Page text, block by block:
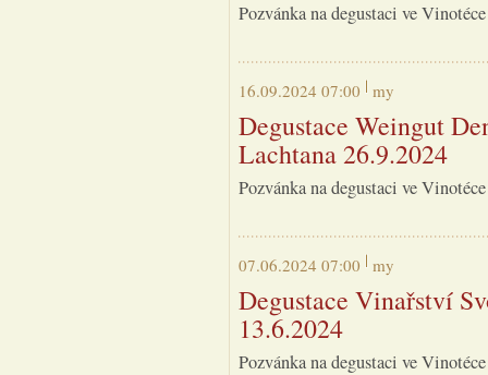
Pozvánka na degustaci ve
16.09.2024 07:00 my
Degustace Weingut
Lachtana 26.9.2024
Pozvánka na degustaci ve
07.06.2024 07:00 my
Degustace Vinařství
13.6.2024
Pozvánka na degustaci ve